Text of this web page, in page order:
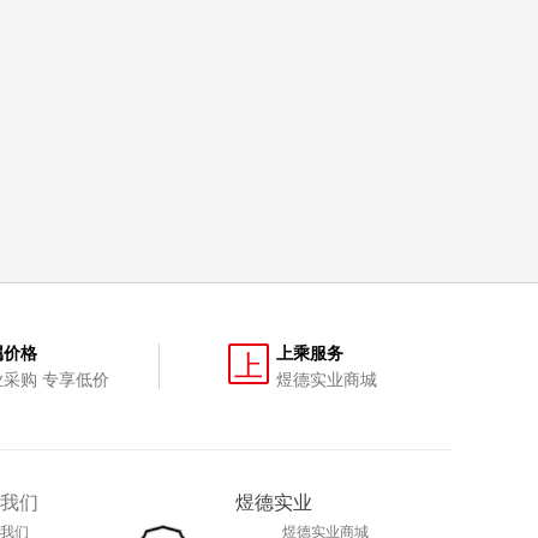
价格
购 专享低价
上
上乘服务
煜德实业商城
们
们
煜德实业
煜德实业商城